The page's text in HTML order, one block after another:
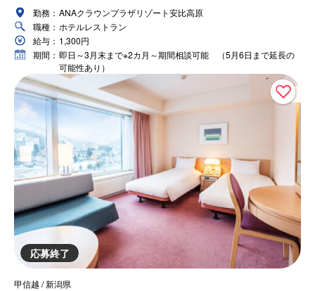
勤務： ANAクラウンプラザリゾート安比高原
職種： ホテルレストラン
給与： 1,300円
期間： 即日～3月末まで※2カ月～期間相談可能 （5月6日まで延長の
可能性あり）
応募終了
甲信越 / 新潟県